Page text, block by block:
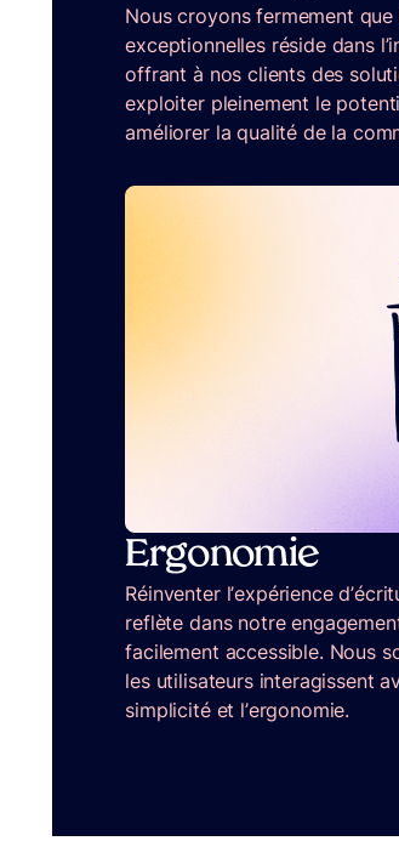
Nous croyons fermement
exceptionnelles réside dans
offrant à nos clients des
exploiter pleinement le
améliorer la qualité de la
Ergonomie
Réinventer l’expérience
reflète dans notre
facilement accessible. Nous
les utilisateurs interagissent
simplicité et l’ergonomie.